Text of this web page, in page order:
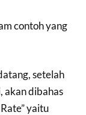
contoh yang
setelah
akan dibahas
yaitu